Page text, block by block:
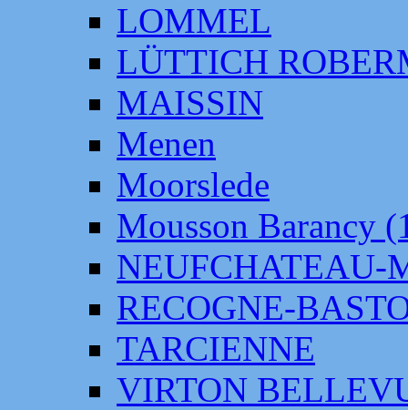
LOMMEL
LÜTTICH
MAISSIN
Menen
Moorslede
Mousson Barancy
NEUFCHATEAU-
RECOGNE-
TARCIENNE
VIRTON